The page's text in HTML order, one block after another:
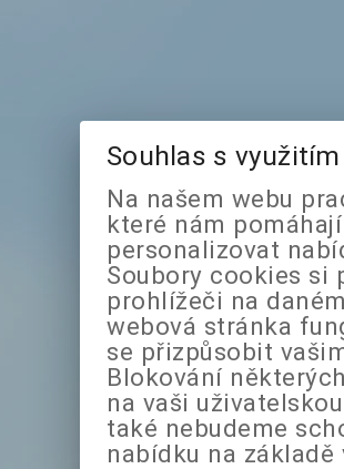
Souhlas s
Na našem webu
které nám
personalizovat
Soubory cookies si
prohlížeči na
webová stránka
se přizpůsobit
Blokování
na vaši
také nebudeme
nabídku na